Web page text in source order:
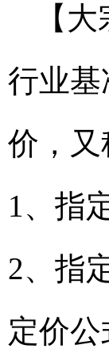
【
行业
价，
1、指
2、指
定价